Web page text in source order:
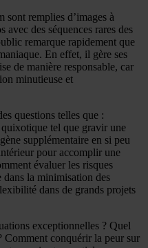
sont remplies d’images à
des séquences rares des
remarque rapidement que
En effet, il gère ses
de manière responsable, car
minutieuse et
questions telles que :
tel que gravir une
supplémentaire en si peu
pour accomplir une
évaluer les risques
la minimisation des
dans de grands projets
exceptionnelles ? Quel
Comment conquérir la peur sur